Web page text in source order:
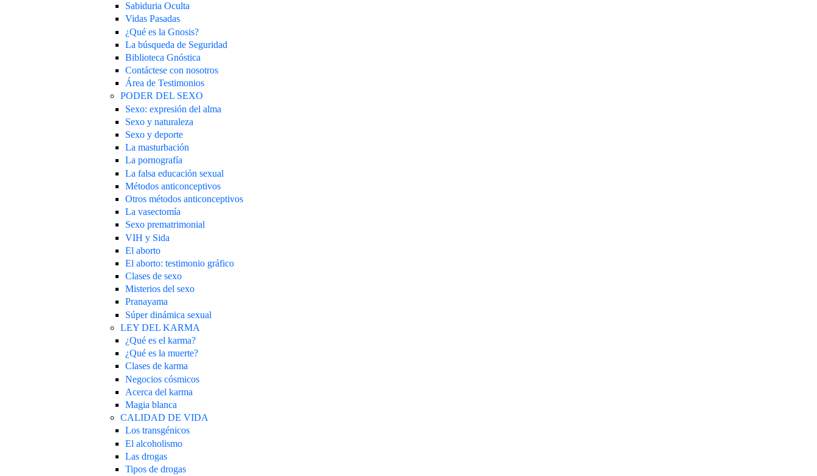
Sabiduria Oculta
Vidas Pasadas
¿Qué es la Gnosis?
La búsqueda de Seguridad
Biblioteca Gnóstica
Contáctese con nosotros
Área de Testimonios
PODER DEL SEXO
Sexo: expresión del alma
Sexo y naturaleza
Sexo y deporte
La masturbación
La pornografía
La falsa educación sexual
Métodos anticonceptivos
Otros métodos anticonceptivos
La vasectomía
Sexo prematrimonial
VIH y Sida
El aborto
El aborto: testimonio gráfico
Clases de sexo
Misterios del sexo
Pranayama
Súper dinámica sexual
LEY DEL KARMA
¿Qué es el karma?
¿Qué es la muerte?
Clases de karma
Negocios cósmicos
Acerca del karma
Magia blanca
CALIDAD DE VIDA
Los transgénicos
El alcoholismo
Las drogas
Tipos de drogas